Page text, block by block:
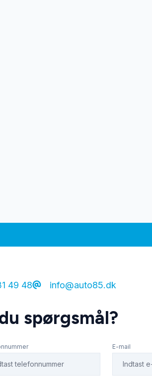
49 48 info@auto85.dk
spørgsmål?
E-mail